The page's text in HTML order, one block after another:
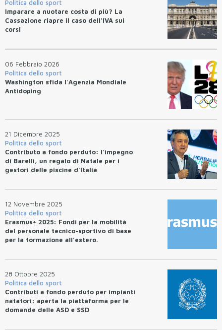
Politica dello sport
Imparare a nuotare costa di più? La
Cassazione riapre il caso dell'IVA sui
corsi
06 Febbraio 2026
Politica dello sport
Washington sfida l'Agenzia Mondiale
Antidoping
21 Dicembre 2025
Politica dello sport
Contributo a fondo perduto: l'impegno
di Barelli, un regalo di Natale per i
gestori delle piscine d’Italia
12 Novembre 2025
Politica dello sport
Erasmus+ 2025: Fondi per la mobilità
del personale tecnico-sportivo di base
per la formazione all'estero.
28 Ottobre 2025
Politica dello sport
Contributi a fondo perduto per impianti
natatori: aperta la piattaforma per le
domande delle ASD e SSD